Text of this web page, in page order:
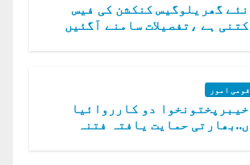
نئے گھریلوگیس کنکشن کی فیس
کتنی ہے ،تفصیلات سامنے آگئیں
قومی امور
خیبرپختونخوا دو کارروائیا
ں..بھارتی حمایت یافتہ فتنہ